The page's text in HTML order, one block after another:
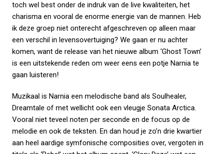
toch wel best onder de indruk van de live kwaliteiten, het
charisma en vooral de enorme energie van de mannen. Heb
ik deze groep niet onterecht afgeschreven op alleen maar
een verschil in levensovertuiging? We gaan er nu achter
komen, want de release van het nieuwe album ‘Ghost Town’
is een uitstekende reden om weer eens een potje Narnia te
gaan luisteren!
Muzikaal is Narnia een melodische band als Soulhealer,
Dreamtale of met wellicht ook een vleugje Sonata Arctica.
Vooral niet teveel noten per seconde en de focus op de
melodie en ook de teksten. En dan houd je zo’n drie kwartier
aan heel aardige symfonische composities over, vergoten in